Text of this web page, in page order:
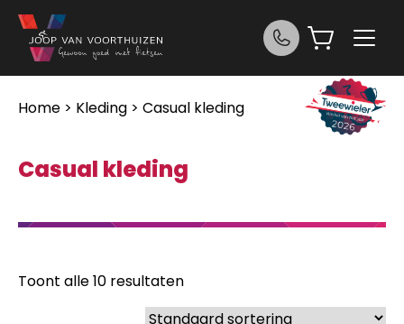
Ga naar de inhoud
Home > Kleding > Casual kleding
Casual kleding
Toont alle 10 resultaten